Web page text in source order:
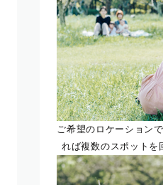
ご希望のロケーション
れば複数のスポットを